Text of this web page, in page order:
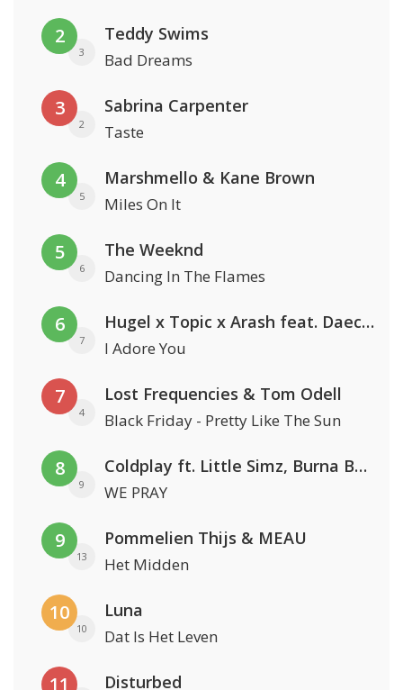
2
3
Teddy Swims
Bad Dreams
3
2
Sabrina Carpenter
Taste
4
5
Marshmello & Kane Brown
Miles On It
5
6
The Weeknd
Dancing In The Flames
6
7
Hugel x Topic x Arash feat. Daecolm
I Adore You
7
4
Lost Frequencies & Tom Odell
Black Friday - Pretty Like The Sun
8
9
Coldplay ft. Little Simz, Burna Boy, Elyanna & Tini
WE PRAY
9
13
Pommelien Thijs & MEAU
Het Midden
10
10
Luna
Dat Is Het Leven
11 Disturbed